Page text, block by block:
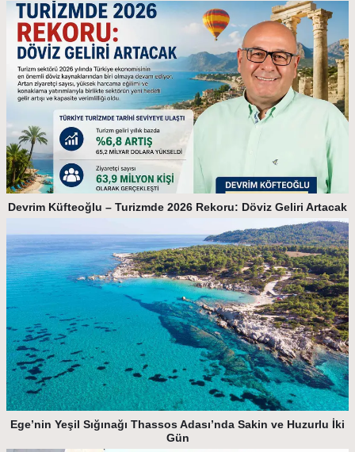
Devrim Küfteoğlu – Turizmde 2026 Rekoru: Döviz Geliri Artacak
Ege’nin Yeşil Sığınağı Thassos Adası’nda Sakin ve Huzurlu İki
Gün